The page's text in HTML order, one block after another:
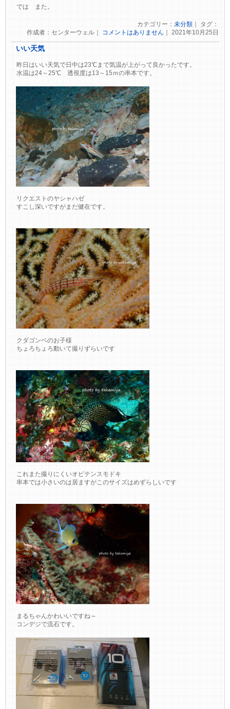
では また。
カテゴリー： 未分類｜ タグ：
作成者：センターウェル｜
コメントはありません ｜ 2021年10月25日
いい天気
昨日はいい天気で日中は23℃まで気温が上がって良かったです。
水温は24～25℃ 透視度は13～15ｍの串本です。
リクエストのヤシャハゼ
すこし深いですがまだ健在です。
クダゴンベのお子様
ちょろちょろ動いて撮りずらいです
これまた撮りにくいオビテンスモドキ
串本では小さいのは居ますがこのサイズはめずらしいです
まるちゃんかわいいですね～
コンデジで流石です。